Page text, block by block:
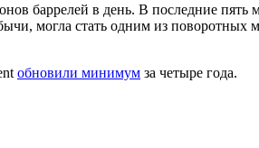
баррелей в день. В последние пять
могла стать одним из поворотных
обновили минимум за четыре года.